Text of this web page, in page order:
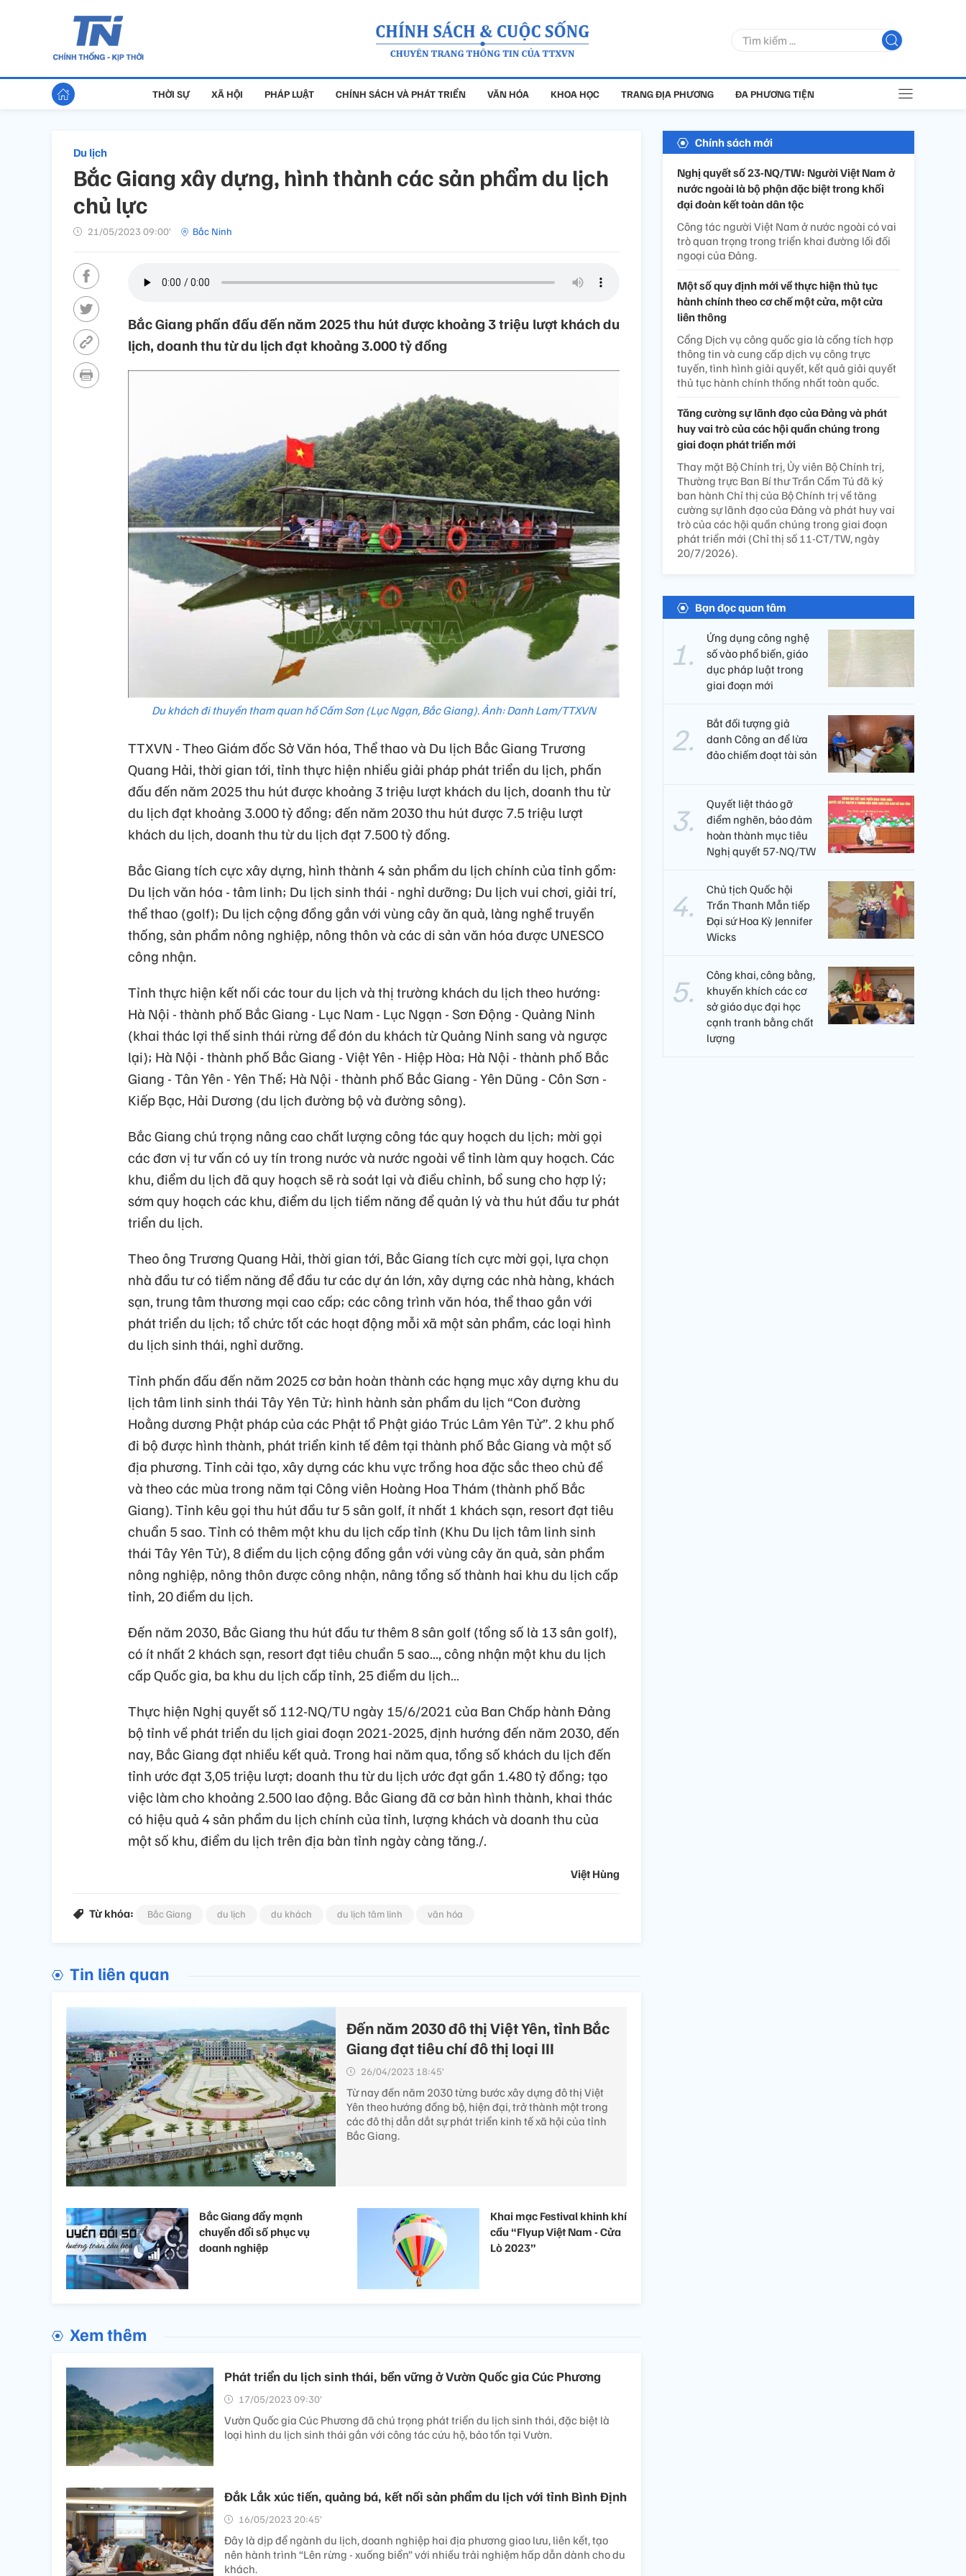
THỜI SỰ XÃ HỘI PHÁP LUẬT CHÍNH SÁCH VÀ PHÁT TRIỂN VĂN HÓA KHOA HỌC TRANG ĐỊA PHƯƠNG ĐA PHƯƠNG TIỆN
Du lịch
Bắc Giang xây dựng, hình thành các sản phẩm du lịch
chủ lực
21/05/2023 09:00’ Bắc Ninh
Bắc Giang phấn đấu đến năm 2025 thu hút được khoảng 3 triệu lượt khách du
lịch, doanh thu từ du lịch đạt khoảng 3.000 tỷ đồng
Du khách đi thuyền tham quan hồ Cấm Sơn (Lục Ngạn, Bắc Giang). Ảnh: Danh Lam/TTXVN
TTXVN - Theo Giám đốc Sở Văn hóa, Thể thao và Du lịch Bắc Giang Trương
Quang Hải, thời gian tới, tỉnh thực hiện nhiều giải pháp phát triển du lịch, phấn
đấu đến năm 2025 thu hút được khoảng 3 triệu lượt khách du lịch, doanh thu từ
du lịch đạt khoảng 3.000 tỷ đồng; đến năm 2030 thu hút được 7.5 triệu lượt
khách du lịch, doanh thu từ du lịch đạt 7.500 tỷ đồng.
Bắc Giang tích cực xây dựng, hình thành 4 sản phẩm du lịch chính của tỉnh gồm:
Du lịch văn hóa - tâm linh; Du lịch sinh thái - nghỉ dưỡng; Du lịch vui chơi, giải trí,
thể thao (golf); Du lịch cộng đồng gắn với vùng cây ăn quả, làng nghề truyền
thống, sản phẩm nông nghiệp, nông thôn và các di sản văn hóa được UNESCO
công nhận.
Tỉnh thực hiện kết nối các tour du lịch và thị trường khách du lịch theo hướng:
Hà Nội - thành phố Bắc Giang - Lục Nam - Lục Ngạn - Sơn Động - Quảng Ninh
(khai thác lợi thế sinh thái rừng để đón du khách từ Quảng Ninh sang và ngược
lại); Hà Nội - thành phố Bắc Giang - Việt Yên - Hiệp Hòa; Hà Nội - thành phố Bắc
Giang - Tân Yên - Yên Thế; Hà Nội - thành phố Bắc Giang - Yên Dũng - Côn Sơn -
Kiếp Bạc, Hải Dương (du lịch đường bộ và đường sông).
Bắc Giang chú trọng nâng cao chất lượng công tác quy hoạch du lịch; mời gọi
các đơn vị tư vấn có uy tín trong nước và nước ngoài về tỉnh làm quy hoạch. Các
khu, điểm du lịch đã quy hoạch sẽ rà soát lại và điều chỉnh, bổ sung cho hợp lý;
sớm quy hoạch các khu, điểm du lịch tiềm năng để quản lý và thu hút đầu tư phát
triển du lịch.
Theo ông Trương Quang Hải, thời gian tới, Bắc Giang tích cực mời gọi, lựa chọn
nhà đầu tư có tiềm năng để đầu tư các dự án lớn, xây dựng các nhà hàng, khách
sạn, trung tâm thương mại cao cấp; các công trình văn hóa, thể thao gắn với
phát triển du lịch; tổ chức tốt các hoạt động mỗi xã một sản phẩm, các loại hình
du lịch sinh thái, nghỉ dưỡng.
Tỉnh phấn đấu đến năm 2025 cơ bản hoàn thành các hạng mục xây dựng khu du
lịch tâm linh sinh thái Tây Yên Tử; hình hành sản phẩm du lịch “Con đường
Hoằng dương Phật pháp của các Phật tổ Phật giáo Trúc Lâm Yên Tử”. 2 khu phố
đi bộ được hình thành, phát triển kinh tế đêm tại thành phố Bắc Giang và một số
địa phương. Tỉnh cải tạo, xây dựng các khu vực trồng hoa đặc sắc theo chủ đề
và theo các mùa trong năm tại Công viên Hoàng Hoa Thám (thành phố Bắc
Giang). Tỉnh kêu gọi thu hút đầu tư 5 sân golf, ít nhất 1 khách sạn, resort đạt tiêu
chuẩn 5 sao. Tỉnh có thêm một khu du lịch cấp tỉnh (Khu Du lịch tâm linh sinh
thái Tây Yên Tử), 8 điểm du lịch cộng đồng gắn với vùng cây ăn quả, sản phẩm
nông nghiệp, nông thôn được công nhận, nâng tổng số thành hai khu du lịch cấp
tỉnh, 20 điểm du lịch.
Đến năm 2030, Bắc Giang thu hút đầu tư thêm 8 sân golf (tổng số là 13 sân golf),
có ít nhất 2 khách sạn, resort đạt tiêu chuẩn 5 sao..., công nhận một khu du lịch
cấp Quốc gia, ba khu du lịch cấp tỉnh, 25 điểm du lịch…
Thực hiện Nghị quyết số 112-NQ/TU ngày 15/6/2021 của Ban Chấp hành Đảng
bộ tỉnh về phát triển du lịch giai đoạn 2021-2025, định hướng đến năm 2030, đến
nay, Bắc Giang đạt nhiều kết quả. Trong hai năm qua, tổng số khách du lịch đến
tỉnh ước đạt 3,05 triệu lượt; doanh thu từ du lịch ước đạt gần 1.480 tỷ đồng; tạo
việc làm cho khoảng 2.500 lao động. Bắc Giang đã cơ bản hình thành, khai thác
có hiệu quả 4 sản phẩm du lịch chính của tỉnh, lượng khách và doanh thu của
một số khu, điểm du lịch trên địa bàn tỉnh ngày càng tăng./.
Việt Hùng
Từ khóa: Bắc Giang du lịch du khách du lịch tâm linh văn hóa
Tin liên quan
Đến năm 2030 đô thị Việt Yên, tỉnh Bắc
Giang đạt tiêu chí đô thị loại III
26/04/2023 18:45’
Từ nay đến năm 2030 từng bước xây dựng đô thị Việt
Yên theo hướng đồng bộ, hiện đại, trở thành một trong
các đô thị dẫn dắt sự phát triển kinh tế xã hội của tỉnh
Bắc Giang.
Bắc Giang đẩy mạnh
chuyển đổi số phục vụ
doanh nghiệp
Khai mạc Festival khinh khí
cầu “Flyup Việt Nam - Cửa
Lò 2023”
Xem thêm
Phát triển du lịch sinh thái, bền vững ở Vườn Quốc gia Cúc Phương
17/05/2023 09:30’
Vườn Quốc gia Cúc Phương đã chú trọng phát triển du lịch sinh thái, đặc biệt là
loại hình du lịch sinh thái gắn với công tác cứu hộ, bảo tồn tại Vườn.
Đắk Lắk xúc tiến, quảng bá, kết nối sản phẩm du lịch với tỉnh Bình Định
16/05/2023 20:45’
Đây là dịp để ngành du lịch, doanh nghiệp hai địa phương giao lưu, liên kết, tạo
nên hành trình “Lên rừng - xuống biển” với nhiều trải nghiệm hấp dẫn dành cho du
khách.
Chính sách mới
Nghị quyết số 23-NQ/TW: Người Việt Nam ở
nước ngoài là bộ phận đặc biệt trong khối
đại đoàn kết toàn dân tộc
Công tác người Việt Nam ở nước ngoài có vai
trò quan trọng trong triển khai đường lối đối
ngoại của Đảng.
Một số quy định mới về thực hiện thủ tục
hành chính theo cơ chế một cửa, một cửa
liên thông
Cổng Dịch vụ công quốc gia là cổng tích hợp
thông tin và cung cấp dịch vụ công trực
tuyến, tình hình giải quyết, kết quả giải quyết
thủ tục hành chính thống nhất toàn quốc.
Tăng cường sự lãnh đạo của Đảng và phát
huy vai trò của các hội quần chúng trong
giai đoạn phát triển mới
Thay mặt Bộ Chính trị, Ủy viên Bộ Chính trị,
Thường trực Ban Bí thư Trần Cẩm Tú đã ký
ban hành Chỉ thị của Bộ Chính trị về tăng
cường sự lãnh đạo của Đảng và phát huy vai
trò của các hội quần chúng trong giai đoạn
phát triển mới (Chỉ thị số 11-CT/TW, ngày
20/7/2026).
Bạn đọc quan tâm
Ứng dụng công nghệ
số vào phổ biến, giáo
dục pháp luật trong
giai đoạn mới
Bắt đối tượng giả
danh Công an để lừa
đảo chiếm đoạt tài sản
Quyết liệt tháo gỡ
điểm nghẽn, bảo đảm
hoàn thành mục tiêu
Nghị quyết 57-NQ/TW
Chủ tịch Quốc hội
Trần Thanh Mẫn tiếp
Đại sứ Hoa Kỳ Jennifer
Wicks
Công khai, công bằng,
khuyến khích các cơ
sở giáo dục đại học
cạnh tranh bằng chất
lượng​